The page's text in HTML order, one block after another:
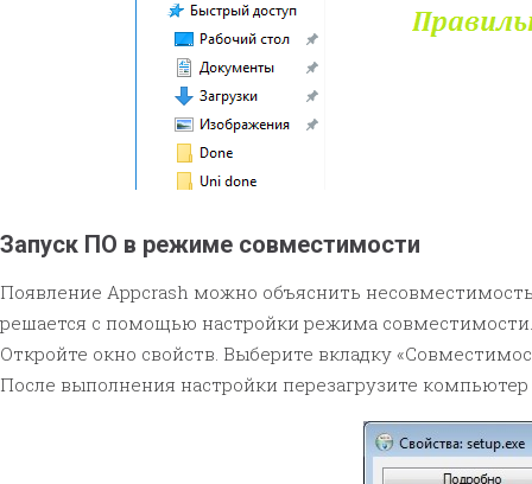
Запуск ПО в режиме совместимости
Появление Appcrash можно объяснить
решается с помощью настройки режима
Откройте окно свойств. Выберите вкладку
После выполнения настройки перезагрузите